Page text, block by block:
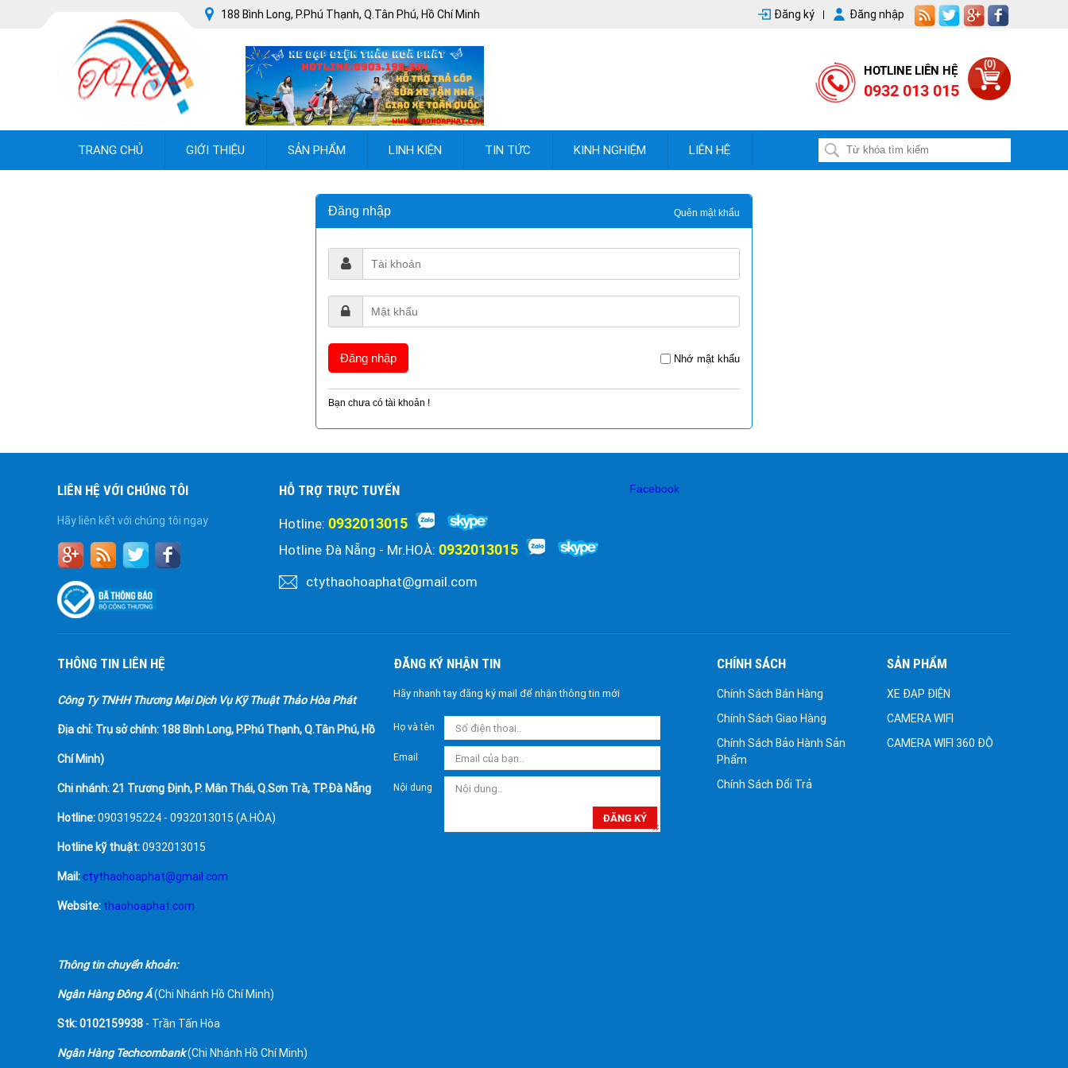
188 Bình Long, P.Phú Thạnh, Q.Tân Phú, Hồ Chí Minh Đăng ký Đăng nhập
HOTLINE LIÊN HỆ
0932 013 015
(0)
TRANG CHỦ GIỚI THIỆU SẢN PHẨM LINH KIỆN TIN TỨC KINH NGHIỆM LIÊN HỆ
Đăng nhập Quên mật khẩu
Nhớ mật khẩu
Bạn chưa có tài khoản !
LIÊN HỆ VỚI CHÚNG TÔI
Hãy liên kết với chúng tôi ngay
HỖ TRỢ TRỰC TUYẾN
Hotline: 0932013015
Hotline Đà Nẵng - Mr.HOÀ: 0932013015
ctythaohoaphat@gmail.com
Facebook
THÔNG TIN LIÊN HỆ
Công Ty TNHH Thương Mại Dịch Vụ Kỹ Thuật Thảo Hòa Phát
Địa chỉ: Trụ sở chính: 188 Bình Long, P.Phú Thạnh, Q.Tân Phú, Hồ
Chí Minh)
Chi nhánh: 21 Trương Định, P. Mân Thái, Q.Sơn Trà, TP.Đà Nẵng
Hotline:0903195224 - 0932013015 (A.HÒA)
Hotline kỹ thuật:0932013015
Mail: ctythaohoaphat@gmail.com
Website: thaohoaphat.com
Thông tin chuyển khoản:
Ngân Hàng Đông Á(Chi Nhánh Hồ Chí Minh)
Stk: 0102159938 - Trần Tấn Hòa
Ngân Hàng Techcombank(Chi Nhánh Hồ Chí Minh)
ĐĂNG KÝ NHẬN TIN
Hãy nhanh tay đăng ký mail để nhận thông tin mới
Họ và tên
Email
Nội dung
ĐĂNG KÝ
CHÍNH SÁCH
Chính Sách Bán Hàng
Chính Sách Giao Hàng
Chính Sách Bảo Hành Sản
Phẩm
Chính Sách Đổi Trả
SẢN PHẨM
XE ĐẠP ĐIỆN
CAMERA WIFI
CAMERA WIFI 360 ĐỘ